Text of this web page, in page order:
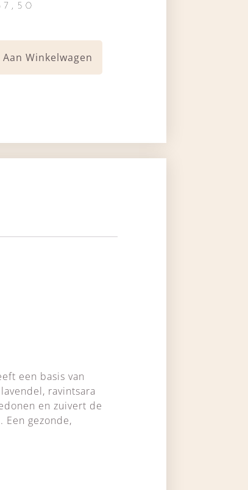
Winkelwagen
een basis van
ravintsara
en zuivert de
gezonde,